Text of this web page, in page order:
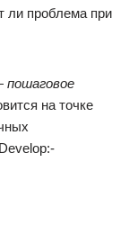
ли проблема при
пошаговое
на точке